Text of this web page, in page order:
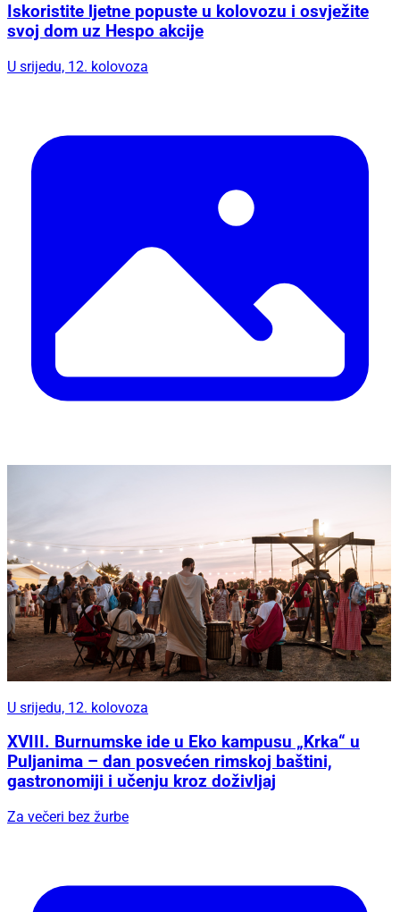
Iskoristite ljetne popuste u kolovozu i osvježite
svoj dom uz Hespo akcije
U srijedu, 12. kolovoza
U srijedu, 12. kolovoza
XVIII. Burnumske ide u Eko kampusu „Krka“ u
Puljanima – dan posvećen rimskoj baštini,
gastronomiji i učenju kroz doživljaj
Za večeri bez žurbe